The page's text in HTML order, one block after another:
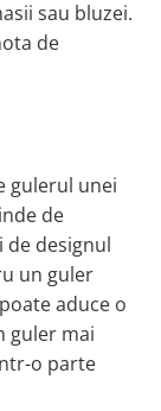
sau bluzei.
de
gulerul unei
de
de designul
un guler
aduce o
guler mai
o parte